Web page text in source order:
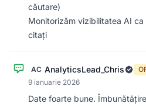
căutare)
Monitorizăm vizibilitatea AI
citați
AC AnalyticsLead_Chris
9 ianuarie 2026
Date foarte bune.